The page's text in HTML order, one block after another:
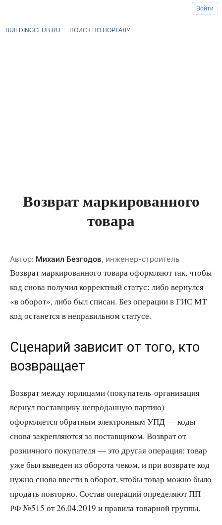
BUILDINGCLUB.RU ПОИСК ПО ПОРТАЛУ
Возврат маркированного
товара
Автор: Михаил Безгодов, инженер-строитель
Возврат маркированного товара оформляют так, чтобы
код снова получил корректный статус: либо вернулся
«в оборот», либо был списан. Без операции в ГИС МТ
код останется в неправильном статусе.
Сценарий зависит от того, кто
возвращает
Возврат между юрлицами (покупатель-организация
вернул поставщику непроданную партию)
оформляется обратным электронным УПД — коды
снова закрепляются за поставщиком. Возврат от
розничного покупателя — это другая операция: товар
уже был выведен из оборота чеком, и при возврате код
нужно снова ввести в оборот, чтобы товар можно было
продать повторно. Состав операций определяют ПП
РФ №515 от 26.04.2019 и правила товарной группы.
Войти